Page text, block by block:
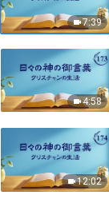
7:39
4:58
12:02